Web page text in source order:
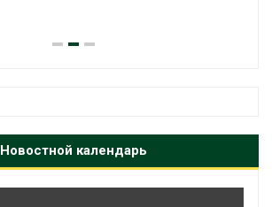
Новостной календарь